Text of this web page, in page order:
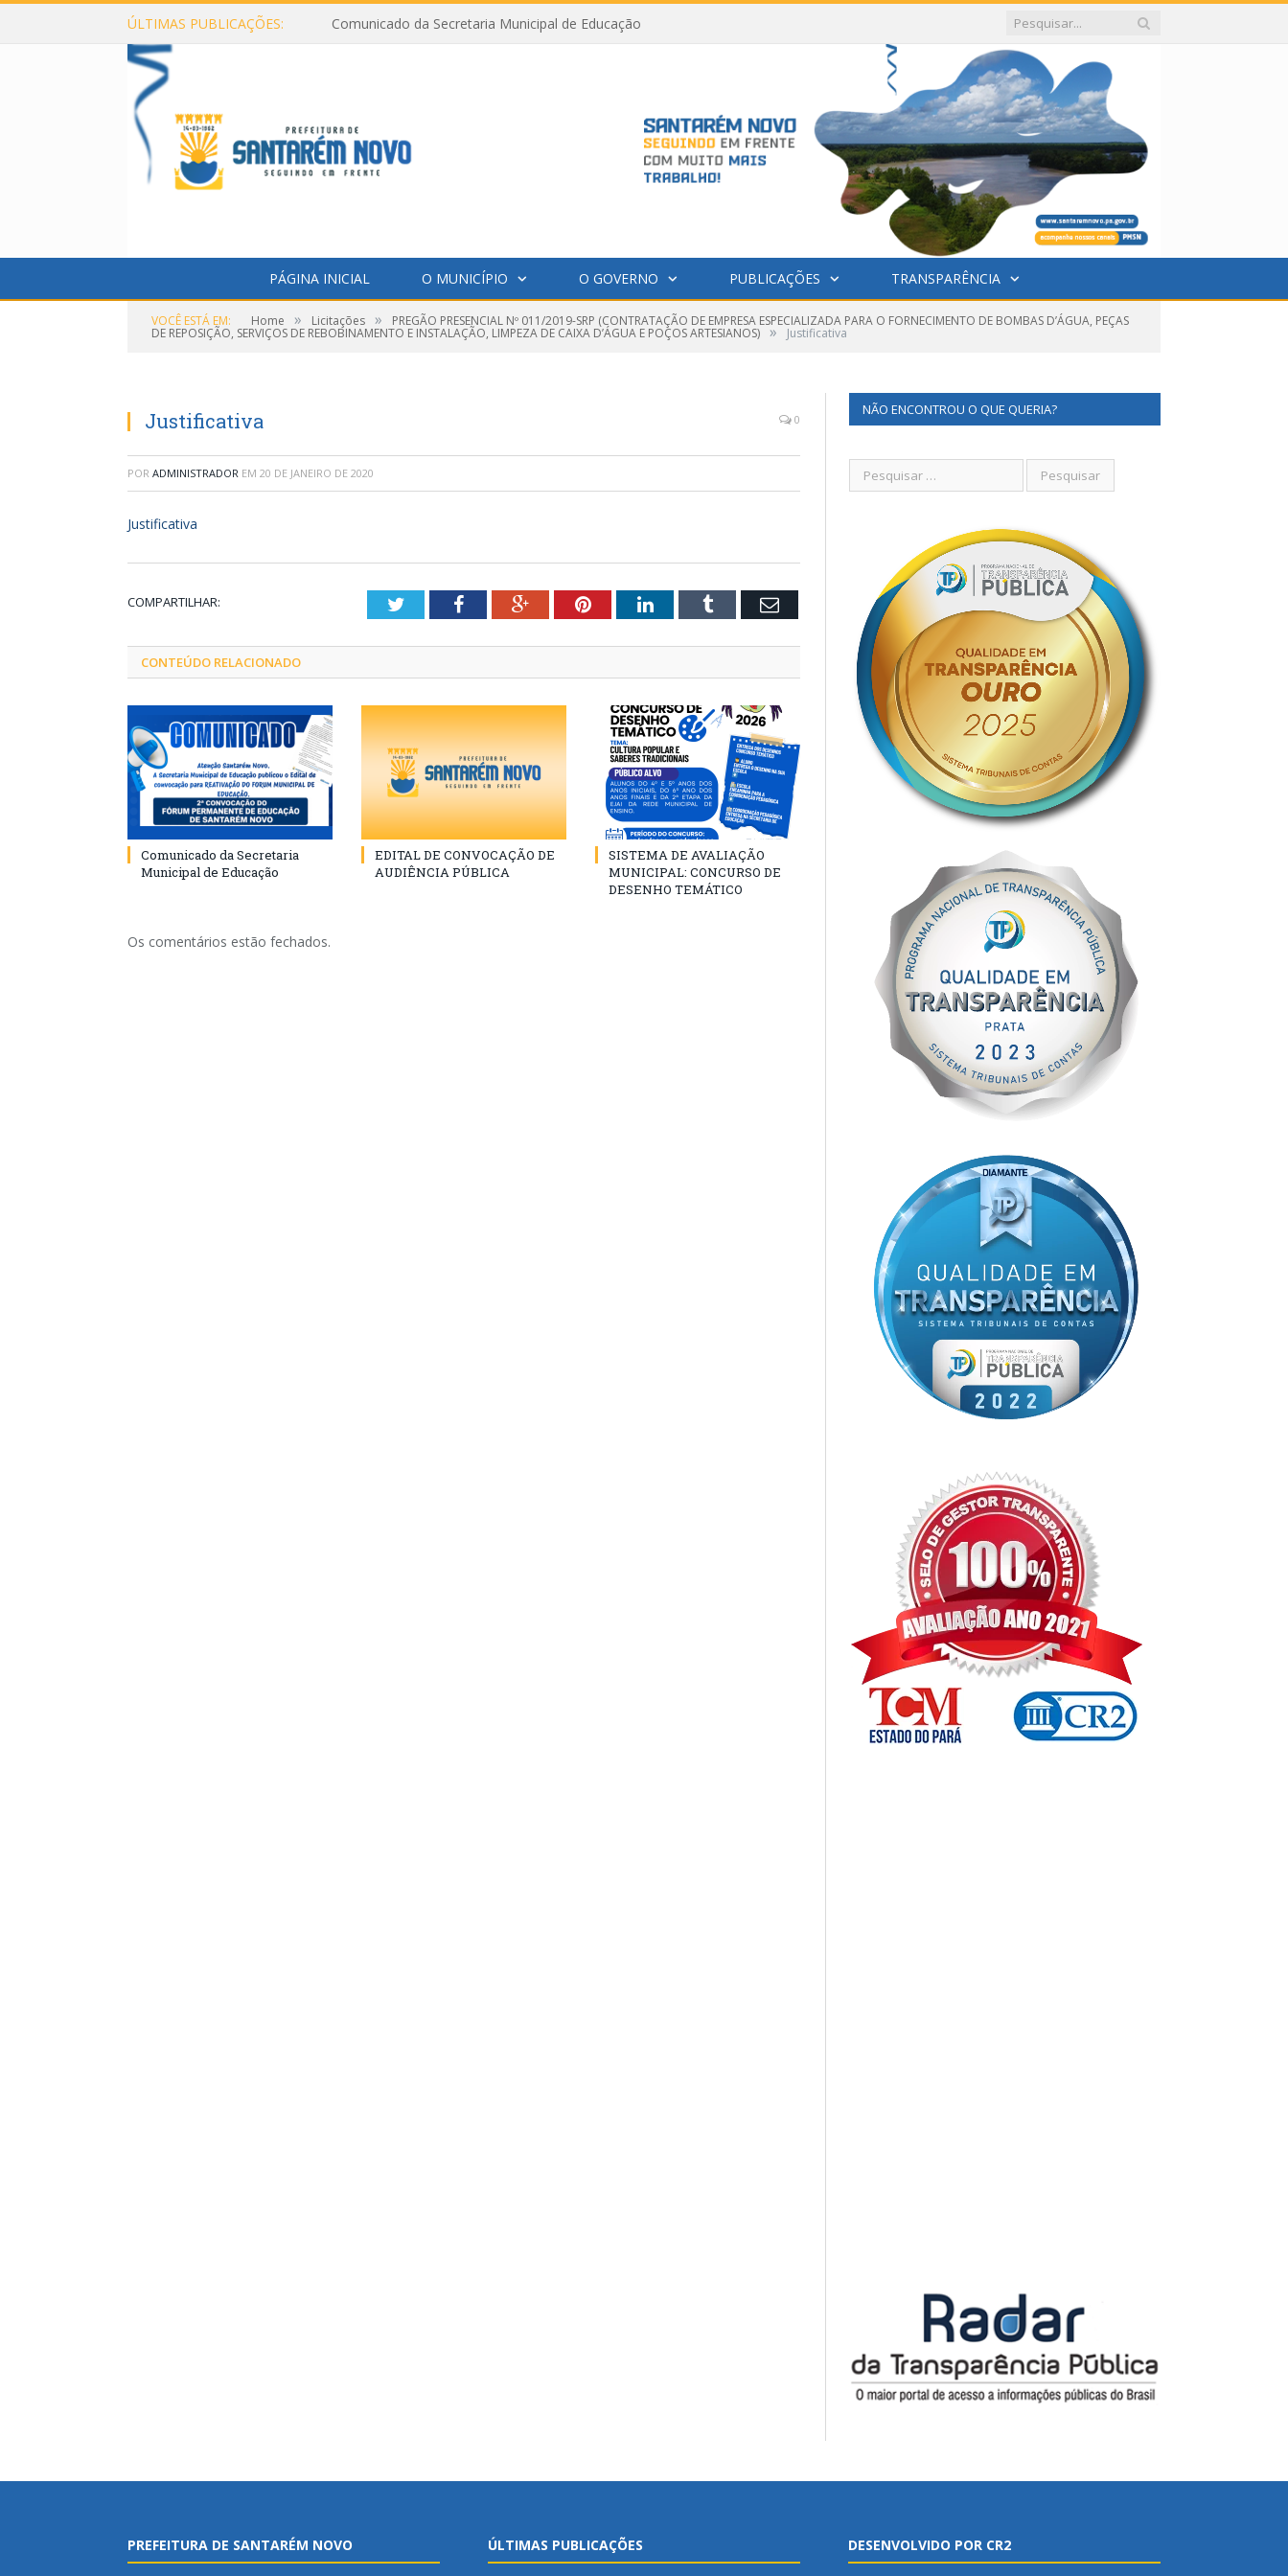
ÚLTIMAS PUBLICAÇÕES: Comunicado da Secretaria Municipal de Educação
PÁGINA INICIAL O MUNICÍPIO O GOVERNO PUBLICAÇÕES TRANSPARÊNCIA
VOCÊ ESTÁ EM: Home » Licitações » PREGÃO PRESENCIAL Nº 011/2019-SRP (CONTRATAÇÃO DE EMPRESA ESPECIALIZADA PARA O FORNECIMENTO DE BOMBAS D’ÁGUA, PEÇAS
DE REPOSIÇÃO, SERVIÇOS DE REBOBINAMENTO E INSTALAÇÃO, LIMPEZA DE CAIXA D’ÁGUA E POÇOS ARTESIANOS) » Justificativa
Justificativa 0
POR ADMINISTRADOR EM 20 DE JANEIRO DE 2020
Justificativa
COMPARTILHAR: TwitterFacebookGoogle+PinterestLinkedInTumblr Email
CONTEÚDO RELACIONADO
Comunicado da Secretaria
Municipal de Educação
EDITAL DE CONVOCAÇÃO DE
AUDIÊNCIA PÚBLICA
SISTEMA DE AVALIAÇÃO
MUNICIPAL: CONCURSO DE
DESENHO TEMÁTICO
Os comentários estão fechados.
NÃO ENCONTROU O QUE QUERIA?
PREFEITURA DE SANTARÉM NOVO ÚLTIMAS PUBLICAÇÕES DESENVOLVIDO POR CR2